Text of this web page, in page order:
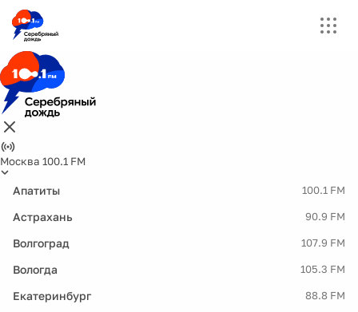
Москва 100.1 FM
Апатиты 100.1 FM
Астрахань 90.9 FM
Волгоград 107.9 FM
Вологда 105.3 FM
Екатеринбург 88.8 FM